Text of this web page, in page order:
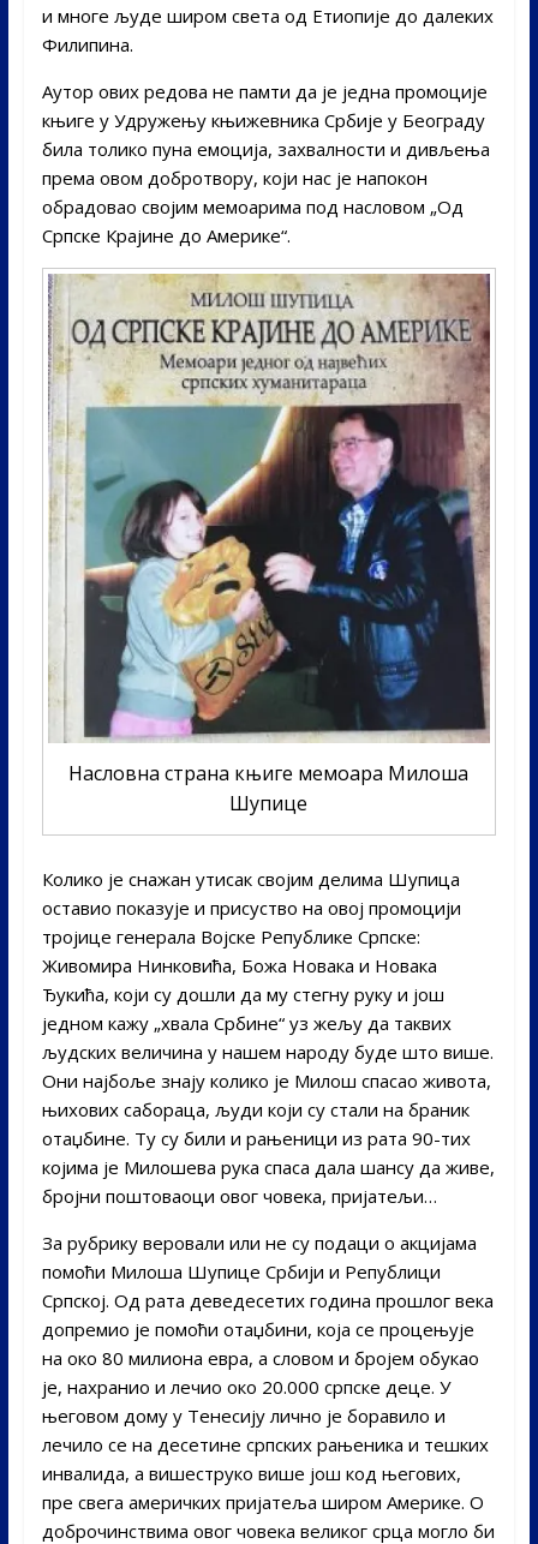
и многе људе широм света од Етиопије до далеких
Филипина.
Аутор ових редова не памти да је једна промоције
књиге у Удружењу књижевника Србије у Београду
била толико пуна емоција, захвалности и дивљења
према овом добротвору, који нас је напокон
обрадовао својим мемоарима под насловом „Од
Српске Крајине до Америке“.
Насловна страна књиге мемоара Милоша
Шупице
Колико је снажан утисак својим делима Шупица
оставио показује и присуство на овој промоцији
тројице генерала Војске Републике Српске:
Живомира Нинковића, Божа Новака и Новака
Ђукића, који су дошли да му стегну руку и још
једном кажу „хвала Србине“ уз жељу да таквих
људских величина у нашем народу буде што више.
Они најбоље знају колико је Милош спасао живота,
њихових сабораца, људи који су стали на браник
отаџбине. Ту су били и рањеници из рата 90-тих
којима је Милошева рука спаса дала шансу да живе,
бројни поштоваоци овог човека, пријатељи…
За рубрику веровали или не су подаци о акцијама
помоћи Милоша Шупице Србији и Републици
Српској. Од рата деведесетих година прошлог века
допремио је помоћи отаџбини, која се процењује
на око 80 милиона евра, а словом и бројем обукао
је, нахранио и лечио око 20.000 српске деце. У
његовом дому у Тенесију лично је боравило и
лечило се на десетине српских рањеника и тешких
инвалида, а вишеструко више још код његових,
пре свега америчких пријатеља широм Америке. О
доброчинствима овог човека великог срца могло би